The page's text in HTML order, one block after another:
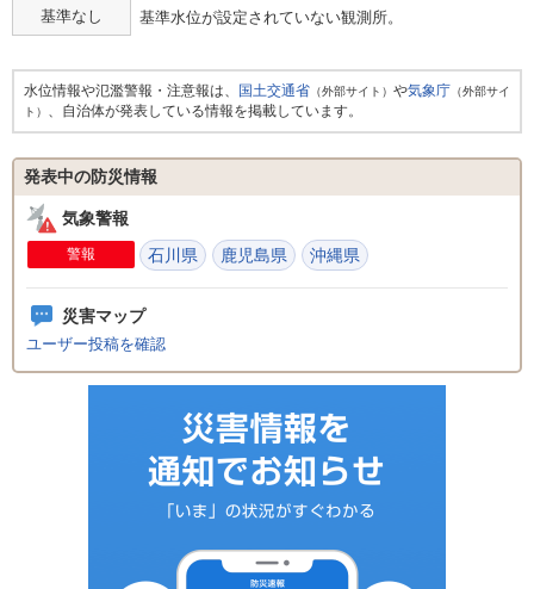
基準なし 基準水位が設定されていない観測所。
水位情報や氾濫警報・注意報は、 国土交通省 （外部サイト） や気象庁 （外部サイ
ト） 、自治体が発表している情報を掲載しています。
発表中の防災情報
気象警報
警報 石川県 鹿児島県 沖縄県
災害マップ
ユーザー投稿を確認